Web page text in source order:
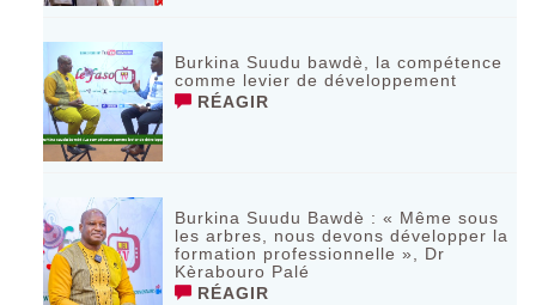
Burkina Suudu bawdè, la compétence
comme levier de développement
RÉAGIR
Burkina Suudu Bawdè : « Même sous
les arbres, nous devons développer la
formation professionnelle », Dr
Kèrabouro Palé
RÉAGIR